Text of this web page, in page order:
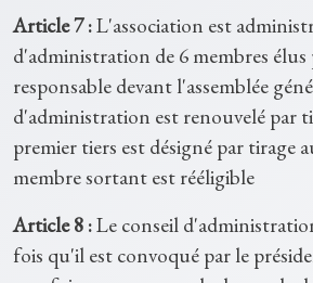
Article 7 :L'association est
d'administration de 6 membres élus
responsable devant l'assemblée
d'administration est renouvelé par
premier tiers est désigné par tirage
membre sortant est rééligible
Article 8 :Le conseil
fois qu'il est convoqué par le